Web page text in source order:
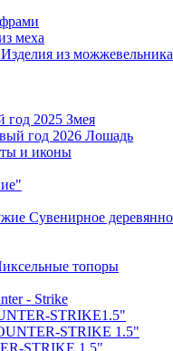
меха
Изделия из можжевельника
год 2025 Змея
год 2026 Лошадь
и иконы
Сувенирное
топоры
- Strike
STRIKE1.5"
STRIKE 1.5"
STRIKE 1.5"